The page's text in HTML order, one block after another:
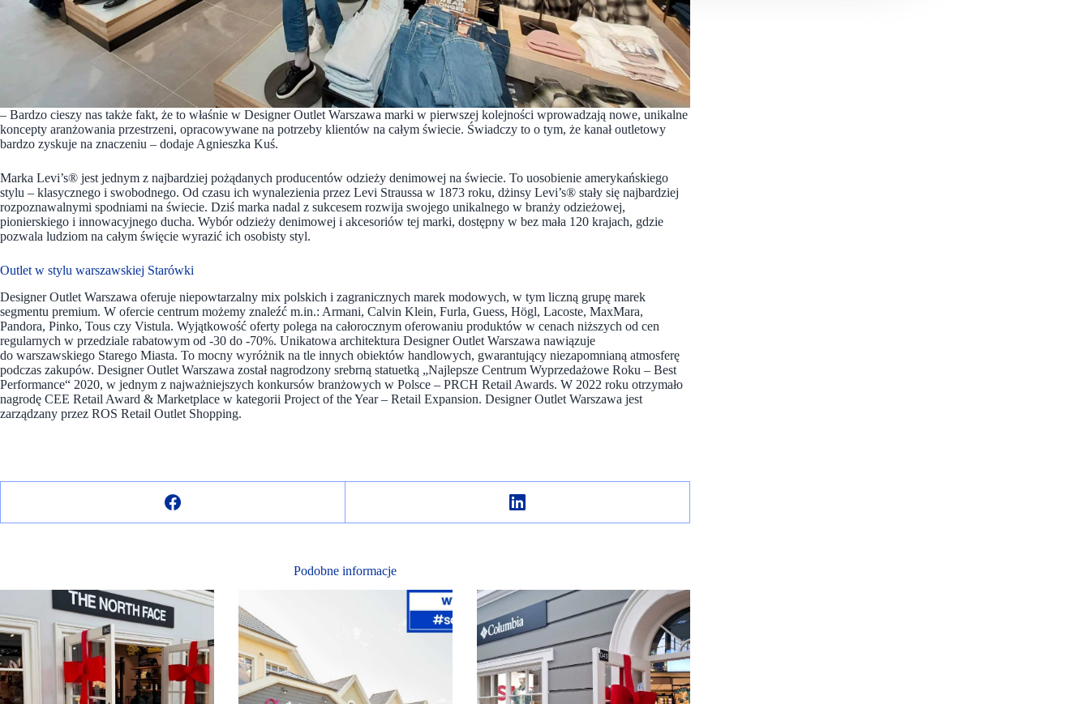
– Bardzo cieszy nas także fakt, że to właśnie w Designer Outlet Warszawa marki w pierwszej kolejności wprowadzają nowe, unikalne
koncepty aranżowania przestrzeni, opracowywane na potrzeby klientów na całym świecie. Świadczy to o tym, że kanał outletowy
bardzo zyskuje na znaczeniu – dodaje Agnieszka Kuś.
Marka Levi’s® jest jednym z najbardziej pożądanych producentów odzieży denimowej na świecie. To uosobienie amerykańskiego
stylu – klasycznego i swobodnego. Od czasu ich wynalezienia przez Levi Straussa w 1873 roku, dżinsy Levi’s® stały się najbardziej
rozpoznawalnymi spodniami na świecie. Dziś marka nadal z sukcesem rozwija swojego unikalnego w branży odzieżowej,
pionierskiego i innowacyjnego ducha. Wybór odzieży denimowej i akcesoriów tej marki, dostępny w bez mała 120 krajach, gdzie
pozwala ludziom na całym święcie wyrazić ich osobisty styl.
Outlet w stylu warszawskiej Starówki
Designer Outlet Warszawa oferuje niepowtarzalny mix polskich i zagranicznych marek modowych, w tym liczną grupę marek
segmentu premium. W ofercie centrum możemy znaleźć m.in.: Armani, Calvin Klein, Furla, Guess, Högl, Lacoste, MaxMara,
Pandora, Pinko, Tous czy Vistula. Wyjątkowość oferty polega na całorocznym oferowaniu produktów w cenach niższych od cen
regularnych w przedziale rabatowym od -30 do -70%. Unikatowa architektura Designer Outlet Warszawa nawiązuje
do warszawskiego Starego Miasta. To mocny wyróżnik na tle innych obiektów handlowych, gwarantujący niezapomnianą atmosferę
podczas zakupów. Designer Outlet Warszawa został nagrodzony srebrną statuetką „Najlepsze Centrum Wyprzedażowe Roku – Best
Performance“ 2020, w jednym z najważniejszych konkursów branżowych w Polsce – PRCH Retail Awards. W 2022 roku otrzymało
nagrodę CEE Retail Award & Marketplace w kategorii Project of the Year – Retail Expansion. Designer Outlet Warszawa jest
zarządzany przez ROS Retail Outlet Shopping.
Podobne informacje